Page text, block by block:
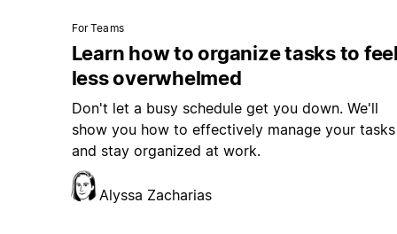
For Teams
Learn how to organize tasks to
less overwhelmed
Don't let a busy schedule get you down. We'll
show you how to effectively manage your tasks
and stay organized at work.
Alyssa Zacharias